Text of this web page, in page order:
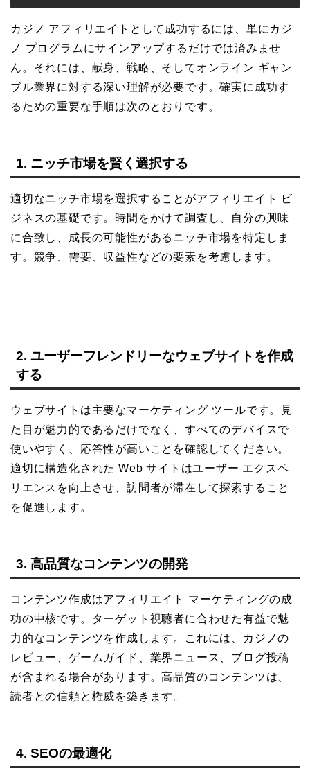
カジノ アフィリエイトとして成功するには、単にカジ
ノ プログラムにサインアップするだけでは済みませ
ん。それには、献身、戦略、そしてオンライン ギャン
ブル業界に対する深い理解が必要です。確実に成功す
るための重要な手順は次のとおりです。
1. ニッチ市場を賢く選択する
適切なニッチ市場を選択することがアフィリエイト ビ
ジネスの基礎です。時間をかけて調査し、自分の興味
に合致し、成長の可能性があるニッチ市場を特定しま
す。競争、需要、収益性などの要素を考慮します。
2. ユーザーフレンドリーなウェブサイトを作成
する
ウェブサイトは主要なマーケティング ツールです。見
た目が魅力的であるだけでなく、すべてのデバイスで
使いやすく、応答性が高いことを確認してください。
適切に構造化された Web サイトはユーザー エクスペ
リエンスを向上させ、訪問者が滞在して探索すること
を促進します。
3. 高品質なコンテンツの開発
コンテンツ作成はアフィリエイト マーケティングの成
功の中核です。ターゲット視聴者に合わせた有益で魅
力的なコンテンツを作成します。これには、カジノの
レビュー、ゲームガイド、業界ニュース、ブログ投稿
が含まれる場合があります。高品質のコンテンツは、
読者との信頼と権威を築きます。
4. SEOの最適化